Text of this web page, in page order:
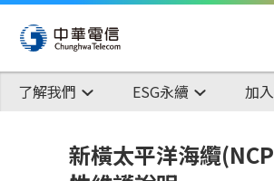
了解我們 ESG永續 加
新橫太平洋海纜